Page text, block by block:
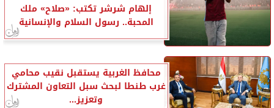
إلهام شرشر تكتب: «صلاح» ملك
المحبة.. رسول السلام والإنسانية
محافظ الغربية يستقبل نقيب محامي
غرب طنطا لبحث سبل التعاون المشترك
وتعزيز...